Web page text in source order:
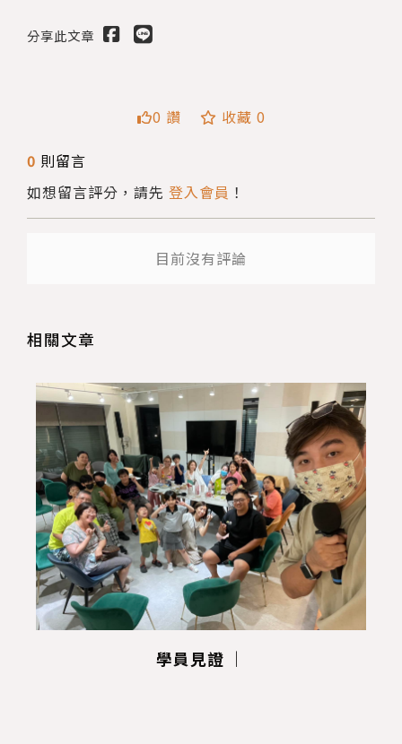
分享此文章
0 讚 收藏 0
0 則留言
如想留言評分，請先 登入會員 ！
目前沒有評論
相關文章
學員見證 ｜